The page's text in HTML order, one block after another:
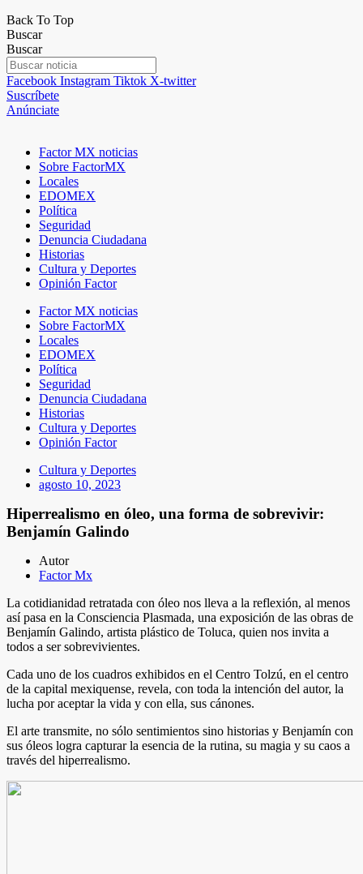
Back To Top
Buscar
Buscar
Facebook Instagram Tiktok X-twitter
Suscríbete
Anúnciate
Factor MX noticias
Sobre FactorMX
Locales
EDOMEX
Política
Seguridad
Denuncia Ciudadana
Historias
Cultura y Deportes
Opinión Factor
Factor MX noticias
Sobre FactorMX
Locales
EDOMEX
Política
Seguridad
Denuncia Ciudadana
Historias
Cultura y Deportes
Opinión Factor
Cultura y Deportes
agosto 10, 2023
Hiperrealismo en óleo, una forma de sobrevivir:
Benjamín Galindo
Autor
Factor Mx
La cotidianidad retratada con óleo nos lleva a la reflexión, al menos
así pasa en la Consciencia Plasmada, una exposición de las obras de
Benjamín Galindo, artista plástico de Toluca, quien nos invita a
todos a ser sobrevivientes.
Cada uno de los cuadros exhibidos en el Centro Tolzú, en el centro
de la capital mexiquense, revela, con toda la intención del autor, la
lucha por aceptar la vida y con ella, sus cánones.
El arte transmite, no sólo sentimientos sino historias y Benjamín con
sus óleos logra capturar la esencia de la rutina, su magia y su caos a
través del hiperrealismo.